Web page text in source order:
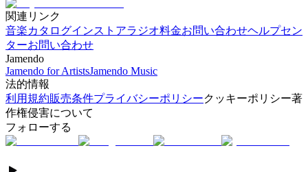
関連リンク
音楽カタログインストアラジオ料金お問い合わせヘルプセン
ターお問い合わせ
Jamendo
Jamendo for ArtistsJamendo Music
法的情報
利用規約販売条件プライバシーポリシークッキーポリシー著
作権侵害について
フォローする